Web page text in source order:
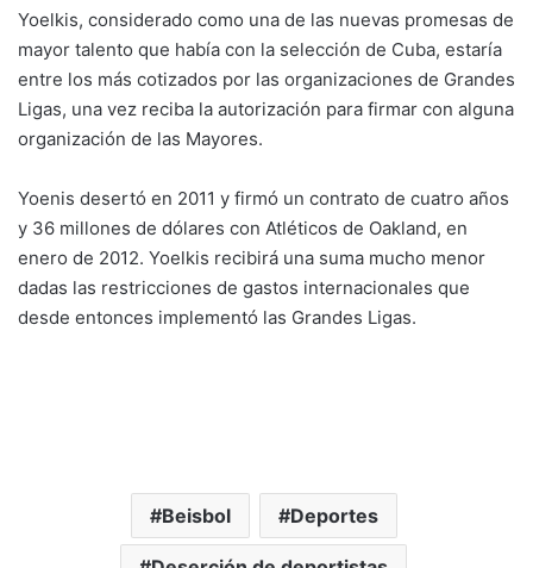
Yoelkis, considerado como una de las nuevas promesas de
mayor talento que había con la selección de Cuba, estaría
entre los más cotizados por las organizaciones de Grandes
Ligas, una vez reciba la autorización para firmar con alguna
organización de las Mayores.
Yoenis desertó en 2011 y firmó un contrato de cuatro años
y 36 millones de dólares con Atléticos de Oakland, en
enero de 2012. Yoelkis recibirá una suma mucho menor
dadas las restricciones de gastos internacionales que
desde entonces implementó las Grandes Ligas.
Beisbol Deportes